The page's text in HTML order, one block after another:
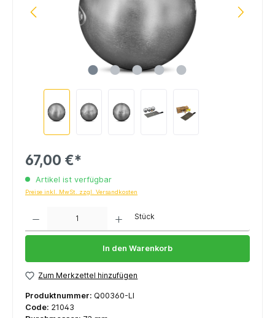
67,00 €*
Artikel ist verfügbar
Preise inkl. MwSt. zzgl. Versandkosten
Stück
In den Warenkorb
Zum Merkzettel hinzufügen
Produktnummer: Q00360-LI
Code: 21043